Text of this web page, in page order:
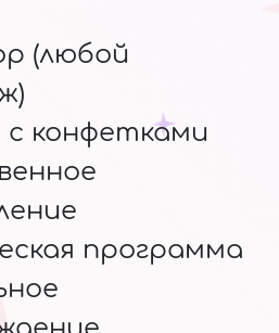
(любой
конфетками
программа